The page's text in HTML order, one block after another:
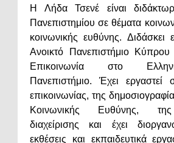
H Λήδα Τσενέ είναι
Πανεπιστημίου σε θέματα
κοινωνικής ευθύνης. Διδάσκει
Ανοικτό Πανεπιστήμιο Κύπρου
Επικοινωνία στο
Πανεπιστήμιο. Έχει εργαστεί
επικοινωνίας, της
Κοινωνικής Ευθύνης, της
διαχείρισης και έχει
εκθέσεις και εκπαιδευτικά